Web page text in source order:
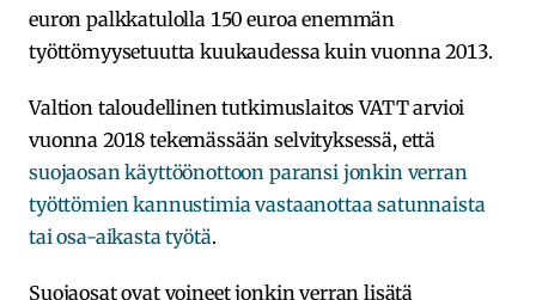
euron palkkatulolla 150 euroa enemmän
työttömyysetuutta kuukaudessa kuin vuonna 2013.
Valtion taloudellinen tutkimuslaitos VATT arvioi
vuonna 2018 tekemässään selvityksessä, että
suojaosan käyttöönottoon paransi jonkin verran
työttömien kannustimia vastaanottaa satunnaista
tai osa-aikasta työtä.
Suojaosat ovat voineet jonkin verran lisätä